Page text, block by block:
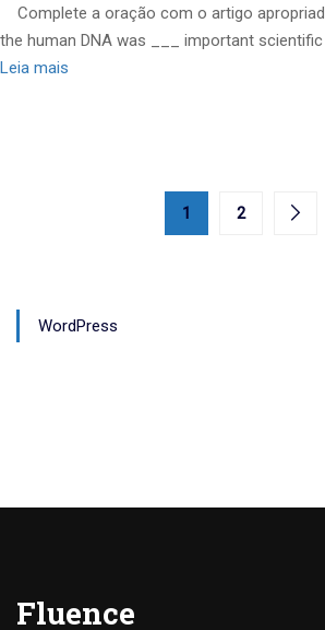
Complete a oração com o artigo
the human DNA was ___ important
Leia mais
1 2
WordPress
Fluence